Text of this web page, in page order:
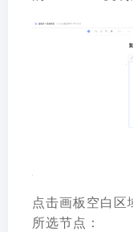
点击画板空白
所选节点：